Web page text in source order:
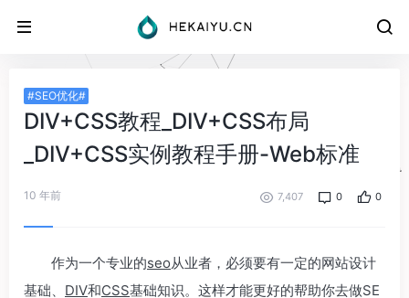
#SEO优化#
DIV+CSS教程_DIV+CSS布局
_DIV+CSS实例教程手册-Web标准
10 年前 7,407 0 0
作为一个专业的seo从业者，必须要有一定的网站设计
基础、 DIV和CSS基础知识。这样才能更好的帮助你去做SE